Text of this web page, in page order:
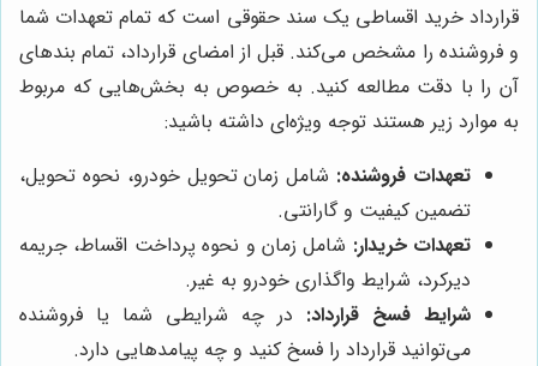
قرارداد خرید اقساطی یک سند حقوقی است که تمام تعهدات شما
و فروشنده را مشخص می‌کند. قبل از امضای قرارداد، تمام بندهای
آن را با دقت مطالعه کنید. به خصوص به بخش‌هایی که مربوط
به موارد زیر هستند توجه ویژه‌ای داشته باشید:
تعهدات فروشنده: شامل زمان تحویل خودرو، نحوه تحویل،
تضمین کیفیت و گارانتی.
تعهدات خریدار: شامل زمان و نحوه پرداخت اقساط، جریمه
دیرکرد، شرایط واگذاری خودرو به غیر.
شرایط فسخ قرارداد: در چه شرایطی شما یا فروشنده
می‌توانید قرارداد را فسخ کنید و چه پیامدهایی دارد.